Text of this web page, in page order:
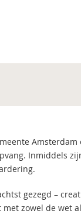
Amsterdam
Inmiddels
gezegd –
zowel de wet